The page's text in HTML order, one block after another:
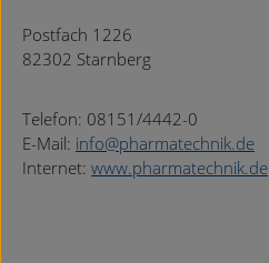
Postfach 1226
82302 Starnberg
Telefon: 08151/4442-0
E-Mail: info@pharmatechnik.de
Internet: www.pharmatechnik.de